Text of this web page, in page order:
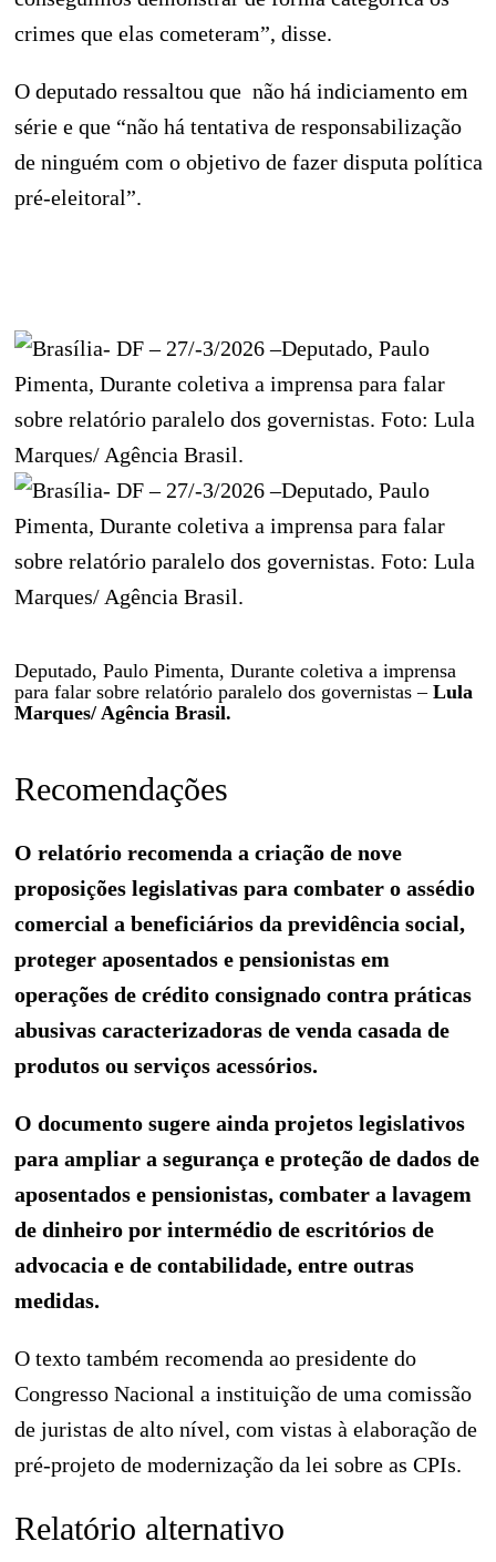
crimes que elas cometeram”, disse.
O deputado ressaltou que não há indiciamento em
série e que “não há tentativa de responsabilização
de ninguém com o objetivo de fazer disputa política
pré-eleitoral”.
Deputado, Paulo Pimenta, Durante coletiva a imprensa
para falar sobre relatório paralelo dos governistas – Lula
Marques/ Agência Brasil.
Recomendações
O relatório recomenda a criação de nove
proposições legislativas para combater o assédio
comercial a beneficiários da previdência social,
proteger aposentados e pensionistas em
operações de crédito consignado contra práticas
abusivas caracterizadoras de venda casada de
produtos ou serviços acessórios.
O documento sugere ainda projetos legislativos
para ampliar a segurança e proteção de dados de
aposentados e pensionistas, combater a lavagem
de dinheiro por intermédio de escritórios de
advocacia e de contabilidade, entre outras
medidas.
O texto também recomenda ao presidente do
Congresso Nacional a instituição de uma comissão
de juristas de alto nível, com vistas à elaboração de
pré-projeto de modernização da lei sobre as CPIs.
Relatório alternativo